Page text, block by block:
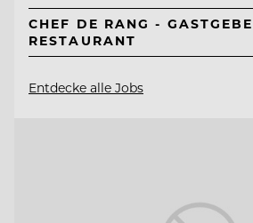
CHEF DE RANG -
RESTAURANT
Entdecke alle Jobs